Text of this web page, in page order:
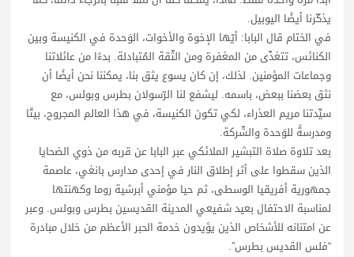
يذكّرنا أيضًا اليوبيل.
في الختام قال البابا: أيّها الإخوة والأخوات، الوَحدة في الكنيسة وبين
الكنائس، تتغذّى من المغفرة ومن الثّقة المُتبادلة. بدءًا من عائلاتنا
وجماعات المؤمنين. لذلك، إن كان يسوع يثق بنا، يمكننا نحن أيضًا أن
نثق بعضنا ببعض، باسمه. ليشفع لنا الرّسولان بطرس وبولس، مع
سيِّدتنا مريم العذراء، لكي تكون الكنيسة، في هذا العالم المجروح، بيتًا
ومدرسةً للوَحدة والشّركة.
بعد تلاوة صلاة التبشير الملائكي عبر البابا عن قربه من ذوي الضحايا
الذين سقطوا على أثر إطلاق النار في إحدى مدارس بانغي، عاصمة
جمهورية أفريقيا الوسطى، ثم حيا مؤمني أبرشية روما وكهنتها
لمناسبة الاحتفال بعيد شفيعي المدينة القديسين بطرس وبولس. وعبر
عن امتنانه للأشخاص الذين يؤيدون خدمة الحبر الأعظم من خلال مبادرة
“فلس القديس بطرس”.